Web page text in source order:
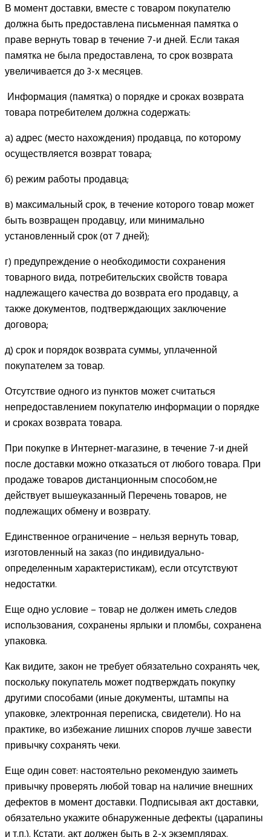
В момент доставки, вместе с товаром покупателю
должна быть предоставлена письменная памятка о
праве вернуть товар в течение 7-и дней. Если такая
памятка не была предоставлена, то срок возврата
увеличивается до 3-х месяцев.
Информация (памятка) о порядке и сроках возврата
товара потребителем должна содержать:
а) адрес (место нахождения) продавца, по которому
осуществляется возврат товара;
б) режим работы продавца;
в) максимальный срок, в течение которого товар может
быть возвращен продавцу, или минимально
установленный срок (от 7 дней);
г) предупреждение о необходимости сохранения
товарного вида, потребительских свойств товара
надлежащего качества до возврата его продавцу, а
также документов, подтверждающих заключение
договора;
д) срок и порядок возврата суммы, уплаченной
покупателем за товар.
Отсутствие одного из пунктов может считаться
непредоставлением покупателю информации о порядке
и сроках возврата товара.
При покупке в Интернет-магазине, в течение 7-и дней
после доставки можно отказаться от любого товара. При
продаже товаров дистанционным способом,не
действует вышеуказанный Перечень товаров, не
подлежащих обмену и возврату.
Единственное ограничение – нельзя вернуть товар,
изготовленный на заказ (по индивидуально-
определенным характеристикам), если отсутствуют
недостатки.
Еще одно условие – товар не должен иметь следов
использования, сохранены ярлыки и пломбы, сохранена
упаковка.
Как видите, закон не требует обязательно сохранять чек,
поскольку покупатель может подтверждать покупку
другими способами (иные документы, штампы на
упаковке, электронная переписка, свидетели). Но на
практике, во избежание лишних споров лучше завести
привычку сохранять чеки.
Еще один совет: настоятельно рекомендую заиметь
привычку проверять любой товар на наличие внешних
дефектов в момент доставки. Подписывая акт доставки,
обязательно укажите обнаруженные дефекты (царапины